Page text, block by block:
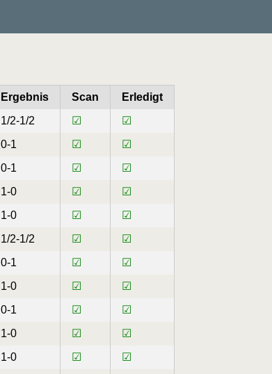
Ergebnis Scan
Erledigt
1/2-1/2 ☑
☑
0-1 ☑
☑
0-1 ☑
☑
1-0 ☑
☑
1-0 ☑
☑
1/2-1/2 ☑
☑
0-1 ☑
☑
1-0 ☑
☑
0-1 ☑
☑
1-0 ☑
☑
1-0 ☑
☑